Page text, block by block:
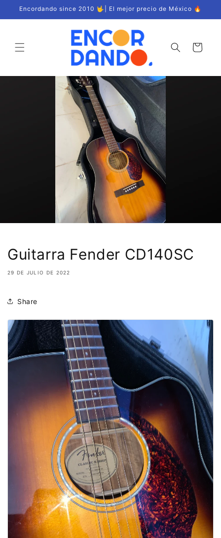
directamente
al contenido
Encordando since 2010 🤟| El mejor precio de México 🔥
Carrito
Guitarra Fender CD140SC
29 DE JULIO DE 2022
Share